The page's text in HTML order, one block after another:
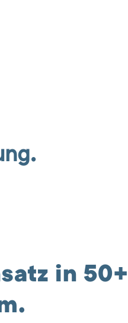
in